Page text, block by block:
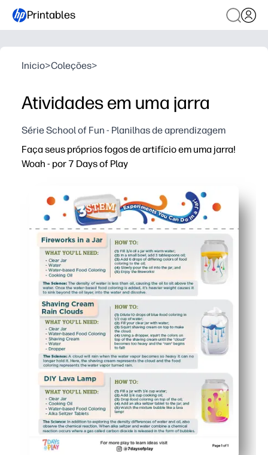
Printables
Inicio>Coleções>
Atividades em uma jarra
Série School of Fun - Planilhas de aprendizagem
Faça seus próprios fogos de artifício em uma jarra!
Woah - por 7 Days of Play